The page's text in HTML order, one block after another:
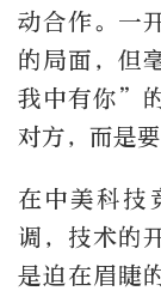
动合作。一
的局面，但
我中有你”
对方，而是
在中美科技
调，技术的
是迫在眉睫